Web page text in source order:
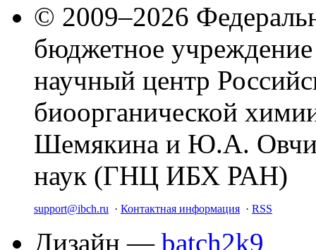
© 2009–2026
бюджетное
научный центр
биоорганической
Шемякина и Ю.А.
наук (ГНЦ ИБХ РАН)
support@ibch.ru · Контактная информация · RSS
Дизайн — batch2k9